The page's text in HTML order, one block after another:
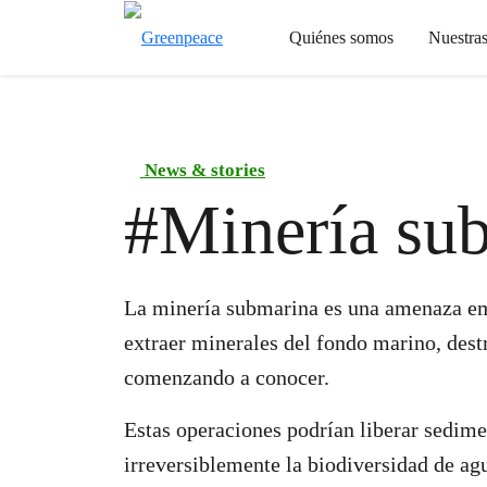
Quiénes somos
News & stories
#Minería
La minería submarina es una amenaza
extraer minerales del fondo marino,
comenzando a conocer.
Estas operaciones podrían liberar
irreversiblemente la biodiversidad de